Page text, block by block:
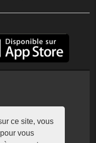
ce site, vous
vous